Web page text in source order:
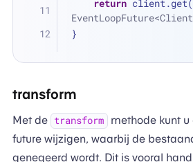
return
}
transform
Met de transform
methode kunt
future wijzigen, waarbij de
genegeerd wordt. Dit is vooral